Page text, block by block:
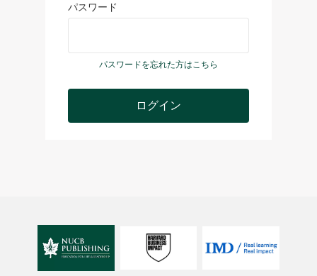
パスワード
パスワードを忘れた方はこちら
ログイン